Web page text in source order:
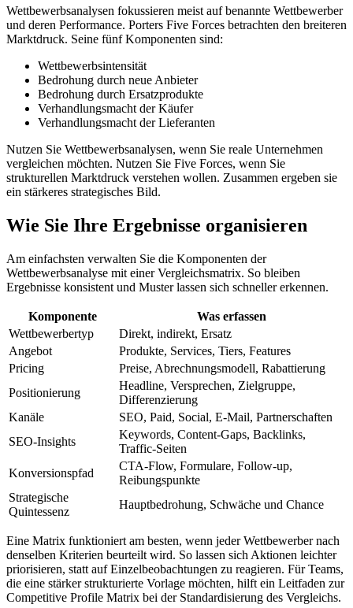
Wettbewerbsanalysen fokussieren meist auf benannte Wettbewerber
und deren Performance. Porters Five Forces betrachten den breiteren
Marktdruck. Seine fünf Komponenten sind:
Wettbewerbsintensität
Bedrohung durch neue Anbieter
Bedrohung durch Ersatzprodukte
Verhandlungsmacht der Käufer
Verhandlungsmacht der Lieferanten
Nutzen Sie Wettbewerbsanalysen, wenn Sie reale Unternehmen
vergleichen möchten. Nutzen Sie Five Forces, wenn Sie
strukturellen Marktdruck verstehen wollen. Zusammen ergeben sie
ein stärkeres strategisches Bild.
Wie Sie Ihre Ergebnisse organisieren
Am einfachsten verwalten Sie die Komponenten der
Wettbewerbsanalyse mit einer Vergleichsmatrix. So bleiben
Ergebnisse konsistent und Muster lassen sich schneller erkennen.
Komponente
Was erfassen
Wettbewerbertyp
Direkt, indirekt, Ersatz
Angebot
Produkte, Services, Tiers, Features
Pricing
Preise, Abrechnungsmodell, Rabattierung
Positionierung
Headline, Versprechen, Zielgruppe,
Differenzierung
Kanäle
SEO, Paid, Social, E-Mail, Partnerschaften
SEO-Insights
Keywords, Content-Gaps, Backlinks,
Traffic-Seiten
Konversionspfad
CTA-Flow, Formulare, Follow-up,
Reibungspunkte
Strategische
Quintessenz
Hauptbedrohung, Schwäche und Chance
Eine Matrix funktioniert am besten, wenn jeder Wettbewerber nach
denselben Kriterien beurteilt wird. So lassen sich Aktionen leichter
priorisieren, statt auf Einzelbeobachtungen zu reagieren. Für Teams,
die eine stärker strukturierte Vorlage möchten, hilft ein Leitfaden zur
Competitive Profile Matrix bei der Standardisierung des Vergleichs.